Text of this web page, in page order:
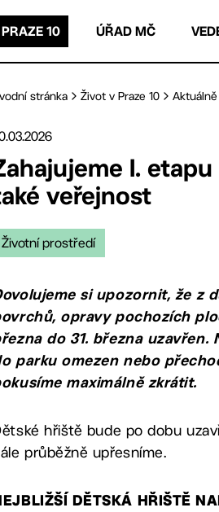
10 ÚŘAD MČ
stránka Život v Praze 10 Aktuálně
I.
veřejnost
Životní prostředí
si upozornit, že z
opravy pochozích
do 31. března uzavřen.
parku omezen nebo
maximálně zkrátit.
hřiště bude po dobu
průběžně upřesníme.
DĚTSKÁ HŘIŠTĚ